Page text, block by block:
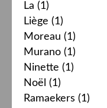
La (1)
Liège (1)
Moreau (1)
Murano (1)
Ninette (1)
Noël (1)
Ramaekers (1)